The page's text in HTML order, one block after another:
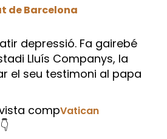
de Barcelona
depressió. Fa gairebé
Lluís Companys, la
el seu testimoni al papa
compVatican